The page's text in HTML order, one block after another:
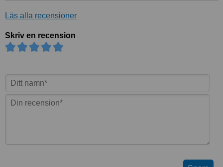
Läs alla recensioner
Skriv en recension